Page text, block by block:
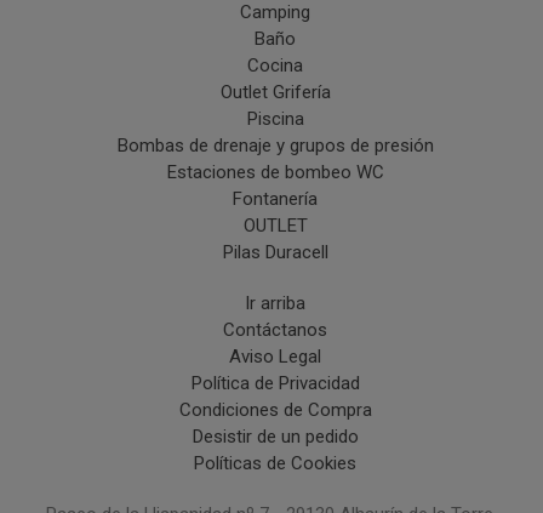
Camping
Baño
Cocina
Outlet Grifería
Piscina
Bombas de drenaje y grupos de presión
Estaciones de bombeo WC
Fontanería
OUTLET
Pilas Duracell
Ir arriba
Contáctanos
Aviso Legal
Política de Privacidad
Condiciones de Compra
Desistir de un pedido
Políticas de Cookies